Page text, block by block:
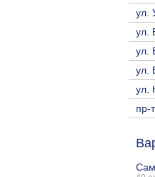
ул.
ул.
ул.
ул.
ул.
пр-